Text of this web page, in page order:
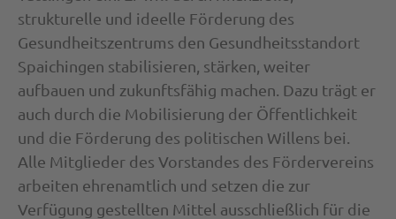
strukturelle und ideelle Förderung des
Gesundheitszentrums den Gesundheitsstandort
Spaichingen stabilisieren, stärken, weiter
aufbauen und zukunftsfähig machen. Dazu trägt er
auch durch die Mobilisierung der Öffentlichkeit
und die Förderung des politischen Willens bei.
Alle Mitglieder des Vorstandes des Fördervereins
arbeiten ehrenamtlich und setzen die zur
Verfügung gestellten Mittel ausschließlich für die